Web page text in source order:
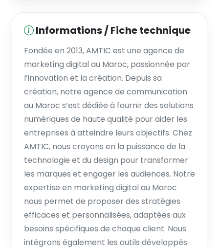
Informations / Fiche technique
Fondée en 2013, AMTIC est une agence de
marketing digital au Maroc, passionnée par
l’innovation et la création. Depuis sa
création, notre agence de communication
au Maroc s’est dédiée à fournir des solutions
numériques de haute qualité pour aider les
entreprises à atteindre leurs objectifs. Chez
AMTIC, nous croyons en la puissance de la
technologie et du design pour transformer
les marques et engager les audiences. Notre
expertise en marketing digital au Maroc
nous permet de proposer des stratégies
efficaces et personnalisées, adaptées aux
besoins spécifiques de chaque client. Nous
intégrons également les outils développés